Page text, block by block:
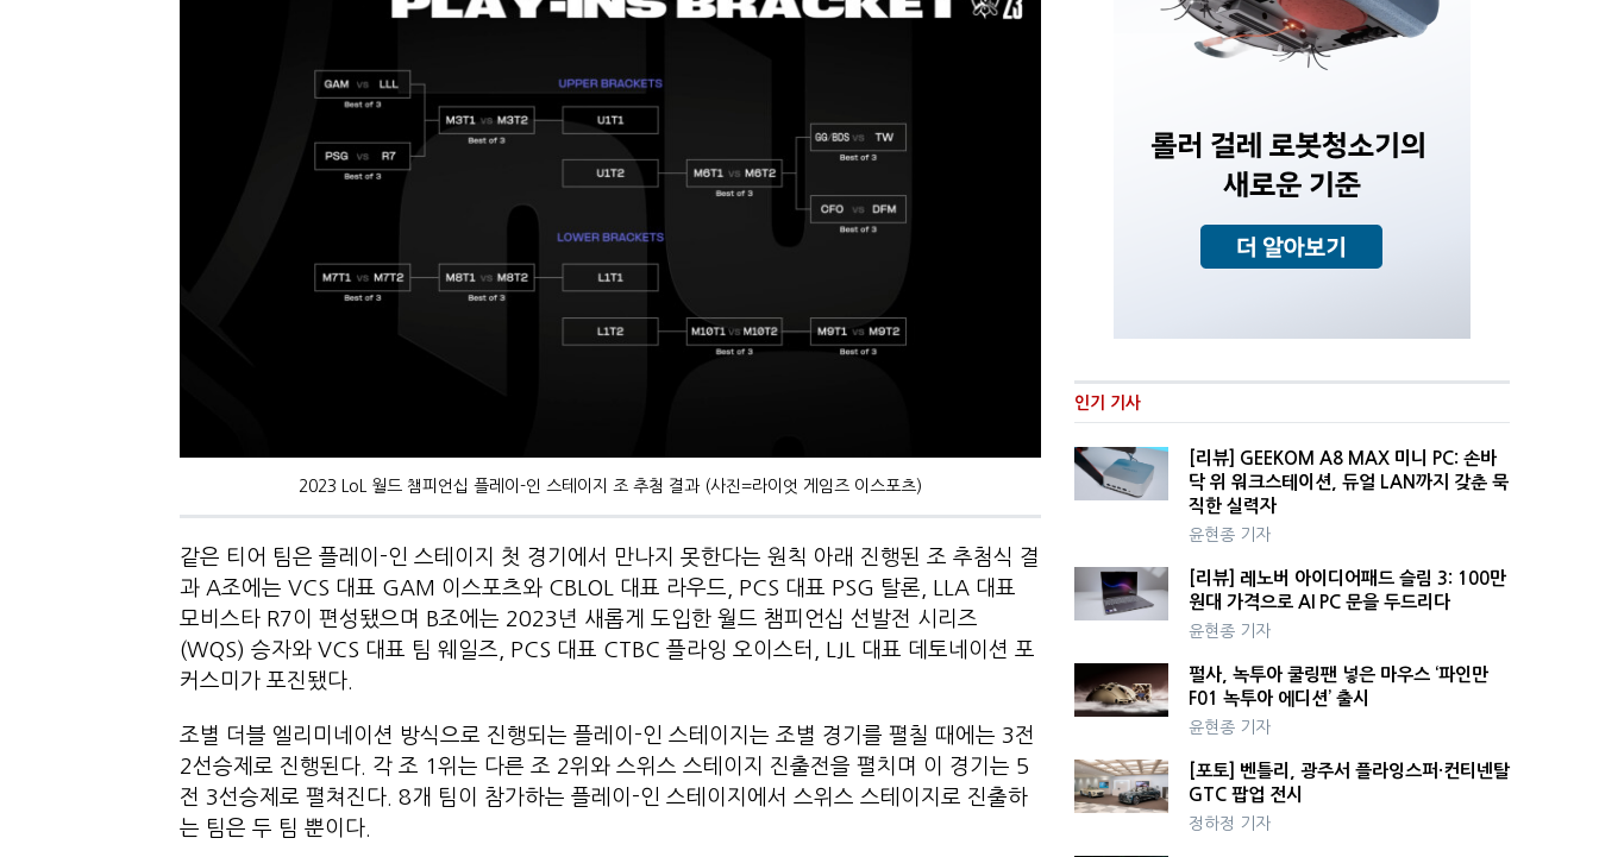
2023 LoL 월드 챔피언십 플레이-인 스테이지 조 추첨 결과 (사진=라이엇 게임즈 이스포츠)
같은 티어 팀은 플레이-인 스테이지 첫 경기에서 만나지 못한다는 원칙 아래 진행된 조 추첨식 결
과 A조에는 VCS 대표 GAM 이스포츠와 CBLOL 대표 라우드, PCS 대표 PSG 탈론, LLA 대표
모비스타 R7이 편성됐으며 B조에는 2023년 새롭게 도입한 월드 챔피언십 선발전 시리즈
(WQS) 승자와 VCS 대표 팀 웨일즈, PCS 대표 CTBC 플라잉 오이스터, LJL 대표 데토네이션 포
커스미가 포진됐다.
조별 더블 엘리미네이션 방식으로 진행되는 플레이-인 스테이지는 조별 경기를 펼칠 때에는 3전
2선승제로 진행된다. 각 조 1위는 다른 조 2위와 스위스 스테이지 진출전을 펼치며 이 경기는 5
전 3선승제로 펼쳐진다. 8개 팀이 참가하는 플레이-인 스테이지에서 스위스 스테이지로 진출하
는 팀은 두 팀 뿐이다.
인기 기사
[리뷰] GEEKOM A8 MAX 미니 PC: 손바
닥 위 워크스테이션, 듀얼 LAN까지 갖춘 묵
직한 실력자
윤현종 기자
[리뷰] 레노버 아이디어패드 슬림 3: 100만
원대 가격으로 AI PC 문을 두드리다
윤현종 기자
펄사, 녹투아 쿨링팬 넣은 마우스 ‘파인만
F01 녹투아 에디션’ 출시
윤현종 기자
[포토] 벤틀리, 광주서 플라잉스퍼·컨티넨탈
GTC 팝업 전시
정하정 기자